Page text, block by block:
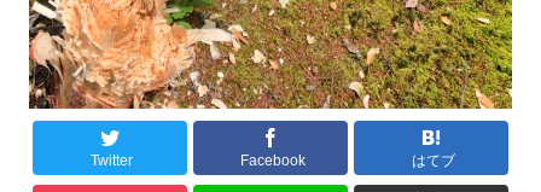
Twitter Facebook はてブ